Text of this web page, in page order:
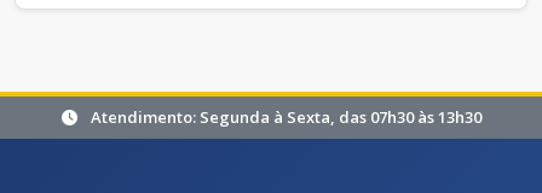
Atendimento: Segunda à Sexta, das 07h30 às 13h30